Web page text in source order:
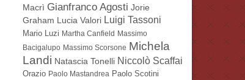
Macrì Gianfranco Agosti Jorie
Graham Lucia Valori Luigi Tassoni
Mario Luzi Martha Canfield Massimo
Bacigalupo Massimo Scorsone Michela
Landi Natascia Tonelli Niccolò Scaffai
Orazio Paolo Mastandrea Paolo Scotini